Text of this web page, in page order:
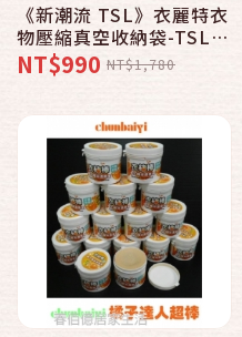
《新潮流 TSL》衣麗特衣
物壓縮真空收納袋-TSL-
511〈Lx2 Mx2〉│防塵
│防霉│防螨│防褪色
NT$990 NT$1,780